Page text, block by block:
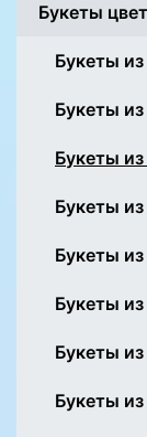
Букеты
Букеты
Букеты из
Букеты
Букеты из
Букеты
Букеты
Букеты
Букеты